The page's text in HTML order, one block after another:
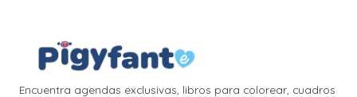
Encuentra agendas exclusivas, libros para colorear, cuadros